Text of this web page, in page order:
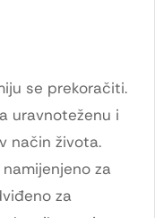
se prekoračiti.
uravnoteženu i
način života.
za
za